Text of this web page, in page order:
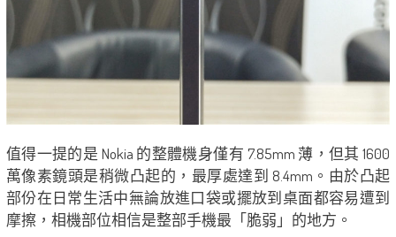
值得一提的是 Nokia 的整體機身僅有 7.85mm 薄，但其 1600
萬像素鏡頭是稍微凸起的，最厚處達到 8.4mm。由於凸起
部份在日常生活中無論放進口袋或擺放到桌面都容易遭到
摩擦，相機部位相信是整部手機最「脆弱」的地方。